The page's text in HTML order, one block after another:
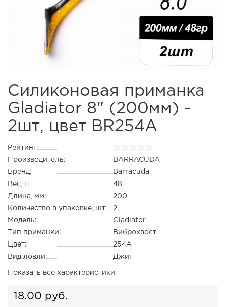
Силиконовая приманка
Gladiator 8" (200мм) -
2шт, цвет BR254А
Рейтинг:
Производитель:
BARRACUDA
Бренд:
Barracuda
Вес, г:
48
Длина, мм:
200
Количество в упаковке, шт:
2
Модель:
Gladiator
Тип приманки:
Виброхвост
Цвет:
254А
Вид ловли:
Джиг
Показать все характеристики
18.00 руб.